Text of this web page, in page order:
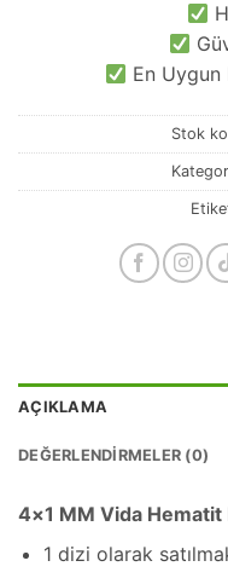
En Uygun
Stok
AÇIKLAMA
DEĞERLENDIRMELER (0)
4×1 MM Vida Hematit
1 dizi olarak